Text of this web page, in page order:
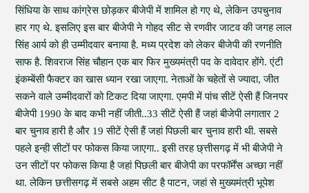
सिंधिया के साथ कांग्रेस छोड़कर बीजेपी में शामिल हो गए थे, लेकिन उपचुनाव
हार गए थे. इसलिए इस बार बीजेपी ने गोहद सीट से रणवीर जाटव की जगह लाल
सिंह आर्य को ही उम्मीदवार बनाया है. मध्य प्रदेश को लेकर बीजेपी की रणनीति
साफ है. शिवराज सिंह चौहान एक बार फिर मुख्यमंत्री पद के दावेदार होंगे. एंटी
इंकम्बेंसी फैक्टर का खास ध्यान रखा जाएगा. नेताओं के चहेतों से ज्यादा, जीत
सकने वाले उम्मीदवारों को टिकट दिया जाएगा. एमपी में पांच सीटें ऐसी हैं जिनपर
बीजेपी 1990 के बाद कभी नहीं जीती..33 सीटें ऐसी हैं जहां बीजेपी लगातार 2
बार चुनाव हारी है और 19 सीटें ऐसी हैं जहां पिछली बार चुनाव हारी थी. सबसे
पहले इन्ही सीटों पर फोकस किया जाएगा.. इसी तरह छ्त्तीसगढ़ में भी बीजेपी ने
उन सीटों पर फोकस किया है जहां पिछली बार बीजेपी का परफॉर्मेंस अच्छा नहीं
था. लेकिन छत्तीसगढ़ में सबसे अहम सीट है पाटन, जहां से मुख्यमंत्री भूपेश